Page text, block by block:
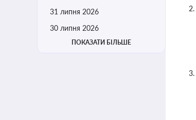
31 липня 2026
30 липня 2026
ПОКАЗАТИ БІЛЬШЕ